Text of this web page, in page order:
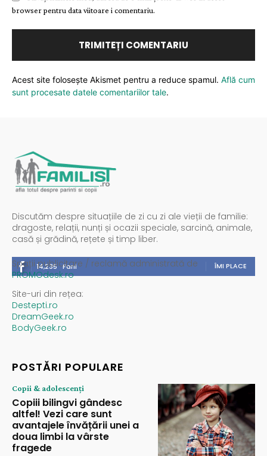
browser pentru data viitoare i comentariu.
Acest site folosește Akismet pentru a reduce spamul. Află cum
sunt procesate datele comentariilor tale.
Discutăm despre situațiile de zi cu zi ale vieții de familie:
dragoste, relații, nunți și ocazii speciale, sarcină, animale,
casă și grădină, rețete și timp liber.
14,235 Fani ÎMI PLACE
Spații publicitare / reclamă administrată de
PROMOdesk.ro
Site-uri din rețea:
Destepti.ro
DreamGeek.ro
BodyGeek.ro
POSTĂRI POPULARE
Copii & adolescenți
Copiii bilingvi gândesc
altfel! Vezi care sunt
avantajele învățării unei a
doua limbi la vârste
fragede